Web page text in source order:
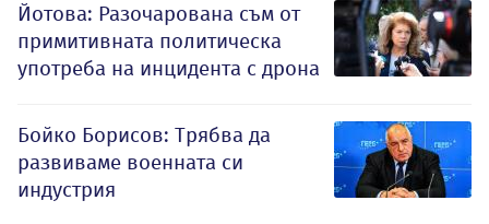
Йотова: Разочарована съм от
примитивната политическа
употреба на инцидента с дрона
Бойко Борисов: Трябва да
развиваме военната си
индустрия